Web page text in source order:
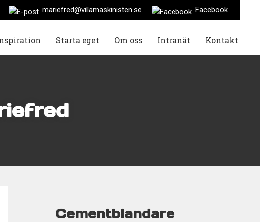
Starta eget Om oss Intranät Kontakt
mariefred@villamaskinisten.se Facebook
Cementblandare